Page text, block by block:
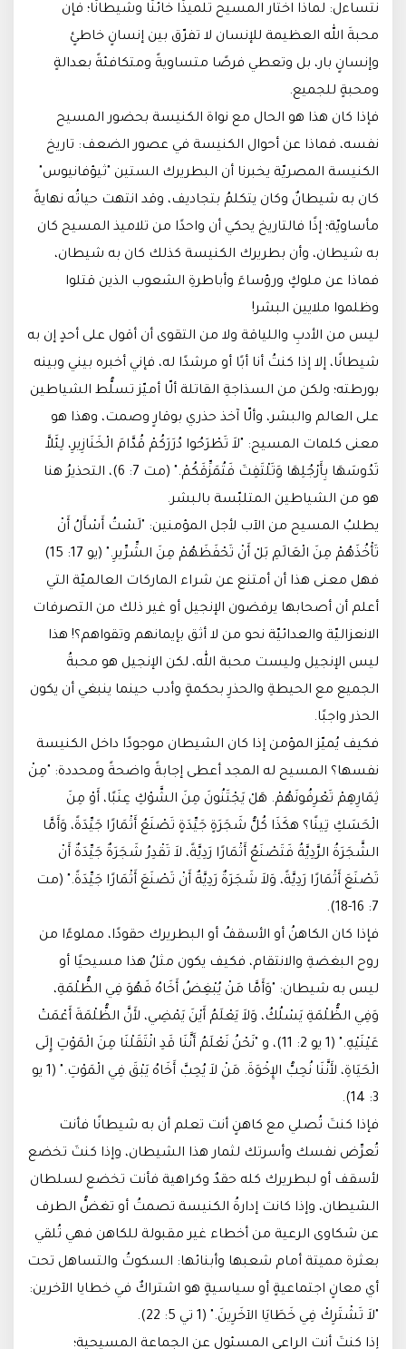
نتساءل: لماذا اختار المسيح تلميذًا خائنًا وشيطانًا؛ فإن
محبةَ الله العظيمة للإنسان لا تفرّق بين إنسانٍ خاطئٍ
وإنسانٍ بار، بل وتعطي فرصًا متساويةً ومتكافئةً بعدالةٍ
ومحبةٍ للجميع.
فإذا كان هذا هو الحال مع نواة الكنيسة بحضور المسيح
نفسه، فماذا عن أحوال الكنيسة في عصور الضعف: تاريخ
الكنيسة المصريّة يخبرنا أن البطريرك الستين "ثيؤفانيوس"
كان به شيطانٌ وكان يتكلمُ بتجاديف، وقد انتهت حياتُه نهايةً
مأساويّة؛ إذًا فالتاريخ يحكي أن واحدًا من تلاميذ المسيح كان
به شيطان، وأن بطريرك الكنيسة كذلك كان به شيطان،
فماذا عن ملوكٍ ورؤساءَ وأباطرةِ الشعوب الذين قتلوا
وظلموا ملايين البشر!
ليس من الأدبِ واللياقة ولا من التقوى أن أقول على أحدٍ إن به
شيطانًا، إلا إذا كنتُ أنا أبًا أو مرشدًا له، فإني أخبره بيني وبينه
بورطته؛ ولكن من السذاجةِ القاتلة ألّا أميّز تسلُّط الشياطين
على العالم والبشر، وألّا آخذ حذري بوقارٍ وصمت، وهذا هو
معنى كلمات المسيح: "لاَ تَطْرَحُوا دُرَرَكُمْ قُدَّامَ الْخَنَازِيرِ، لِئَلاَّ
تَدُوسَهَا بِأَرْجُلِهَا وَتَلْتَفِتَ فَتُمَزِّقَكُمْ." (مت 7: 6)، التحذيرُ هنا
هو من الشياطين المتلبّسة بالبشر.
يطلبُ المسيح من الآب لأجل المؤمنين: "لَسْتُ أَسْأَلُ أَنْ
تَأْخُذَهُمْ مِنَ الْعَالَمِ بَلْ أَنْ تَحْفَظَهُمْ مِنَ الشِّرِّيرِ." (يو 17: 15)
فهل معنى هذا أن أمتنع عن شراء الماركات العالميّة التي
أعلم أن أصحابها يرفضون الإنجيل أو غير ذلك من التصرفات
الانعزاليّة والعدائيّة نحو من لا أثق بإيمانهم وتقواهم؟! هذا
ليس الإنجيل وليست محبة الله، لكن الإنجيل هو محبةُ
الجميع مع الحيطةِ والحذرِ بحكمةٍ وأدب حينما ينبغي أن يكون
الحذر واجبًا.
فكيف يُميّز المؤمن إذا كان الشيطان موجودًا داخل الكنيسة
نفسها؟ المسيح له المجد أعطى إجابةً واضحةً ومحددة: "مِنْ
ثِمَارِهِمْ تَعْرِفُونَهُمْ. هَلْ يَجْتَنُونَ مِنَ الشَّوْكِ عِنَبًا، أَوْ مِنَ
الْحَسَكِ تِينًا؟ هكَذَا كُلُّ شَجَرَةٍ جَيِّدَةٍ تَصْنَعُ أَثْمَارًا جَيِّدَةً، وَأَمَّا
الشَّجَرَةُ الرَّدِيَّةُ فَتَصْنَعُ أَثْمَارًا رَدِيَّةً، لاَ تَقْدِرُ شَجَرَةٌ جَيِّدَةٌ أَنْ
تَصْنَعَ أَثْمَارًا رَدِيَّةً، وَلاَ شَجَرَةٌ رَدِيَّةٌ أَنْ تَصْنَعَ أَثْمَارًا جَيِّدَةً." (مت
7: 16-18).
فإذا كان الكاهنُ أو الأسقفُ أو البطريرك حقودًا، مملوءًا من
روح البغضةِ والانتقام، فكيف يكون مثلُ هذا مسيحيًا أو
ليس به شيطان: "وَأَمَّا مَنْ يُبْغِضُ أَخَاهُ فَهُوَ فِي الظُّلْمَةِ،
وَفِي الظُّلْمَةِ يَسْلُكُ، وَلاَ يَعْلَمُ أَيْنَ يَمْضِي، لأَنَّ الظُّلْمَةَ أَعْمَتْ
عَيْنَيْهِ." (1 يو 2: 11)، و "نَحْنُ نَعْلَمُ أَنَّنَا قَدِ انْتَقَلْنَا مِنَ الْمَوْتِ إِلَى
الْحَيَاةِ، لأَنَّنَا نُحِبُّ الإِخْوَةَ. مَنْ لاَ يُحِبَّ أَخَاهُ يَبْقَ فِي الْمَوْتِ." (1 يو
3: 14).
فإذا كنتَ تُصلي مع كاهنٍ أنت تعلم أن به شيطانًا فأنت
تُعرِّض نفسك وأسرتك لثمار هذا الشيطان، وإذا كنتَ تخضع
لأسقف أو لبطريرك كله حقدٌ وكراهية فأنت تخضع لسلطان
الشيطان، وإذا كانت إدارةُ الكنيسة تصمتُ أو تغضُّ الطرف
عن شكاوى الرعية من أخطاء غير مقبولة للكاهن فهي تُلقي
بعثرة مميتة أمام شعبها وأبنائها: السكوتُ والتساهل تحت
أي معانٍ اجتماعيةٍ أو سياسيةٍ هو اشتراكٌ في خطايا الآخرين:
"لاَ تَشْتَرِكْ فِي خَطَايَا الآخَرِينَ." (1 تي 5: 22).
إذا كنتَ أنت الراعي المسئول عن الجماعة المسيحية؛